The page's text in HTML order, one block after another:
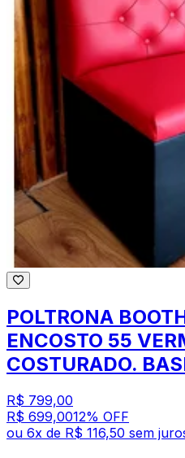
POLTRONA
ENCOSTO 55
COSTURADO.
R$ 799,00
R$ 699,0012% OFF
ou 6x de R$ 116,50 sem